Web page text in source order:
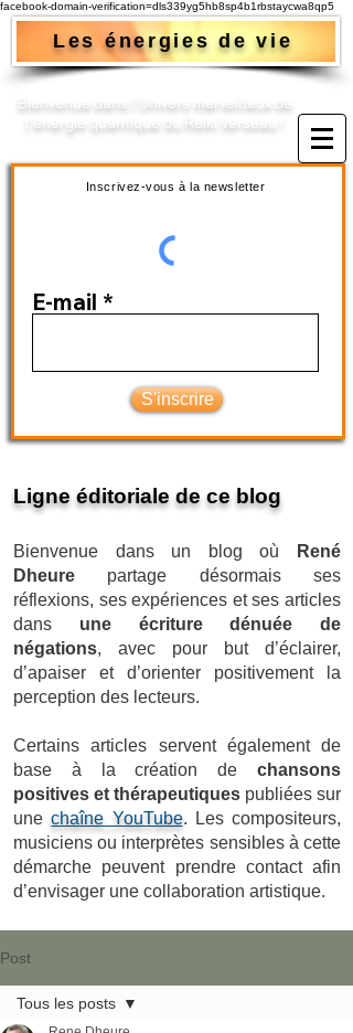
facebook-domain-verification=dls339yg5hb8sp4b1rbstaycwa8qp5
Les énergies de vie
Bienvenue dans l'Univers merveilleux de
l'énergie quantique du Reiki Verseau !​
Inscrivez-vous à la newsletter
E-mail
S'inscrire
Ligne éditoriale de ce blog
Bienvenue dans un blog où
René
Dheure partage désormais ses
réflexions, ses expériences et ses articles
dans une écriture dénuée de
négations, avec pour but d’éclairer,
d’apaiser et d’orienter positivement la
perception des lecteurs.
Certains articles servent également de
base à la création de chansons
positives et thérapeutiques publiées sur
unechaîne YouTube. Les compositeurs,
musiciens ou interprètes sensibles à cette
démarche peuvent prendre contact afin
d’envisager une collaboration artistique.
Post
Tous les posts